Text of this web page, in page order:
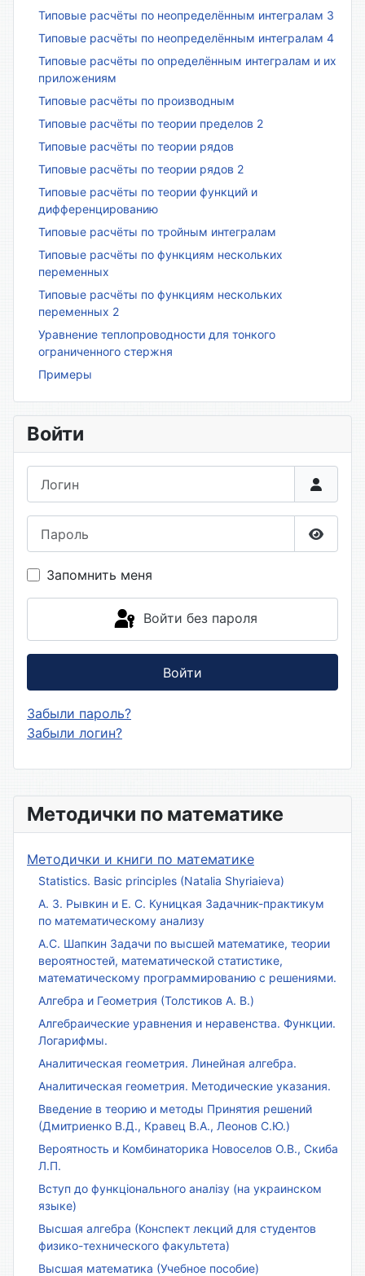
Методички по математике
Методички и книги по математике
Statistics. Basic principles (Natalia Shyriaieva)
А. З. Рывкин и Е. С. Куницкая Задачник-практикум
по математическому анализу
А.С. Шапкин Задачи по высшей математике, теории
вероятностей, математической статистике,
математическому программированию с решениями.
Алгебра и Геометрия (Толстиков А. В.)
Алгебраические уравнения и неравенства. Функции.
Логарифмы.
Аналитическая геометрия. Линейная алгебра.
Аналитическая геометрия. Методические указания.
Введение в теорию и методы Принятия решений
(Дмитриенко В.Д., Кравец В.А., Леонов С.Ю.)
Вероятность и Комбинаторика Новоселов О.В., Скиба
Л.П.
Вступ до функціонального аналізу (на украинском
языке)
Высшая алгебра (Конспект лекций для студентов
физико-технического факультета)
Высшая математика (Учебное пособие)
Типовые расчёты по неопределённым интегралам 3
Типовые расчёты по неопределённым интегралам 4
Типовые расчёты по определённым интегралам и их
приложениям
Типовые расчёты по производным
Типовые расчёты по теории пределов 2
Типовые расчёты по теории рядов
Типовые расчёты по теории рядов 2
Типовые расчёты по теории функций и
дифференцированию
Типовые расчёты по тройным интегралам
Типовые расчёты по функциям нескольких
переменных
Типовые расчёты по функциям нескольких
переменных 2
Уравнение теплопроводности для тонкого
ограниченного стержня
Примеры
Войти
Запомнить меня
Войти без пароля
Войти
Забыли пароль?
Забыли логин?